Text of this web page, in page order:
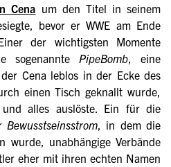
Cena um den Titel in seinem
bevor er WWE am Ende
der wichtigsten Momente
sogenannte PipeBomb, eine
Cena leblos in der Ecke des
einen Tisch geknallt wurde,
alles auslöste. Ein für die
Bewusstseinsstrom, in dem die
wurde, unabhängige Verbände
eher mit ihren echten Namen